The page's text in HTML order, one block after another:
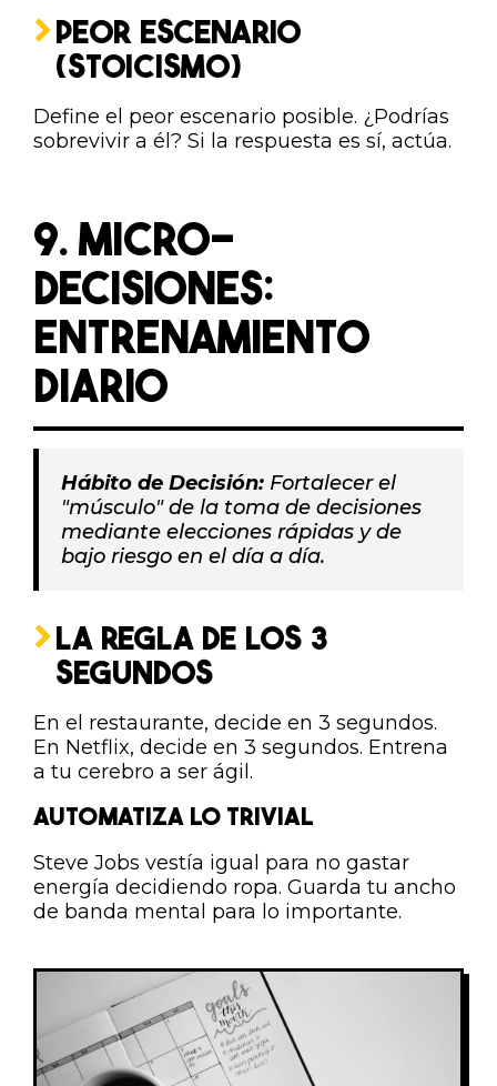
PEOR ESCENARIO
(STOICISMO)
Define el peor escenario posible. ¿Podrías
sobrevivir a él? Si la respuesta es sí, actúa.
9. MICRO-
DECISIONES:
ENTRENAMIENTO
DIARIO
Hábito de Decisión: Fortalecer el
"músculo" de la toma de decisiones
mediante elecciones rápidas y de
bajo riesgo en el día a día.
LA REGLA DE LOS 3
SEGUNDOS
En el restaurante, decide en 3 segundos.
En Netflix, decide en 3 segundos. Entrena
a tu cerebro a ser ágil.
AUTOMATIZA LO TRIVIAL
Steve Jobs vestía igual para no gastar
energía decidiendo ropa. Guarda tu ancho
de banda mental para lo importante.